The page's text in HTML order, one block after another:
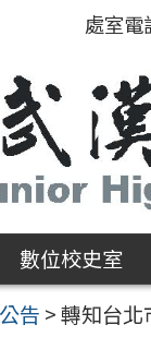
處室電
數位校史室
告 >轉知台